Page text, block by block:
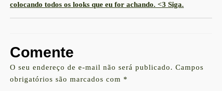
colocando todos os looks que eu for achando. <3 Siga.
Comente
O seu endereço de e-mail não será publicado. Campos
obrigatórios são marcados com *